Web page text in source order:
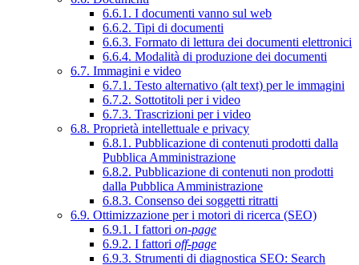
6.6.1. I documenti vanno sul web
6.6.2. Tipi di documenti
6.6.3. Formato di lettura dei documenti elettronici
6.6.4. Modalità di produzione dei documenti
6.7. Immagini e video
6.7.1. Testo alternativo (alt text) per le immagini
6.7.2. Sottotitoli per i video
6.7.3. Trascrizioni per i video
6.8. Proprietà intellettuale e privacy
6.8.1. Pubblicazione di contenuti prodotti dalla
Pubblica Amministrazione
6.8.2. Pubblicazione di contenuti non prodotti
dalla Pubblica Amministrazione
6.8.3. Consenso dei soggetti ritratti
6.9. Ottimizzazione per i motori di ricerca (SEO)
6.9.1. I fattori on-page
6.9.2. I fattori off-page
6.9.3. Strumenti di diagnostica SEO: Search